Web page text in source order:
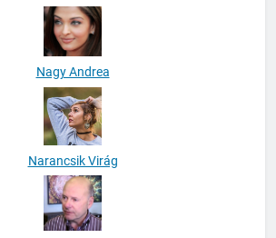
Nagy Andrea
Narancsik Virág